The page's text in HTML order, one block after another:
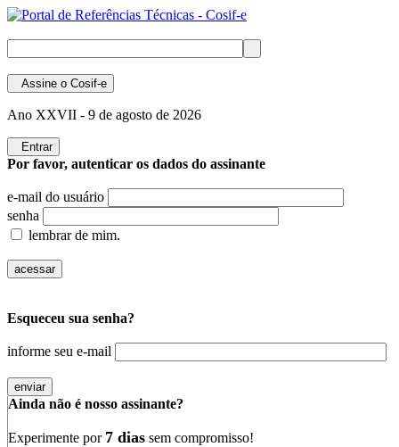
Assine o Cosif-e
Ano XXVII - 9 de agosto de 2026
Entrar
Por favor, autenticar os dados do assinante
e-mail do usuário
senha
lembrar de mim.
Esqueceu sua senha?
informe seu e-mail
Ainda não é nosso assinante?
Experimente por 7 dias sem compromisso!